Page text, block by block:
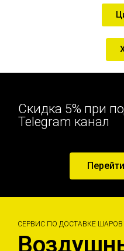
Скидка 5% при
Telegram канал
СЕРВИС ПО ДОСТАВКЕ